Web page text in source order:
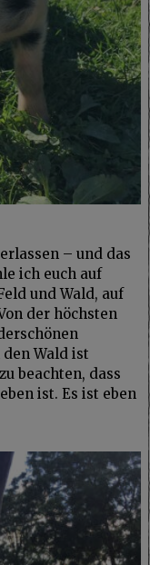
– und das
ich euch auf
und Wald, auf
der höchsten
Wald ist
beachten, dass
ist. Es ist eben